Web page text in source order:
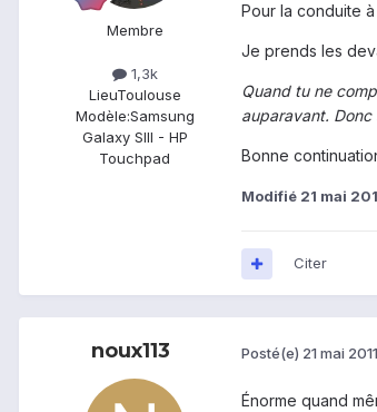
Membre
1,3k
LieuToulouse
Modèle:Samsung
Galaxy SIII - HP
Touchpad
Pour la conduite
Je prends les
Quand tu ne
auparavant.
Bonne
Modifié 21 mai
Citer
noux113 Posté(e) 21 mai 2011
Énorme quand